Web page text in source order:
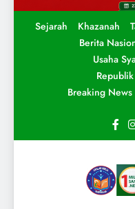
Sejarah Khazanah
Berita
Usaha
Breaking News